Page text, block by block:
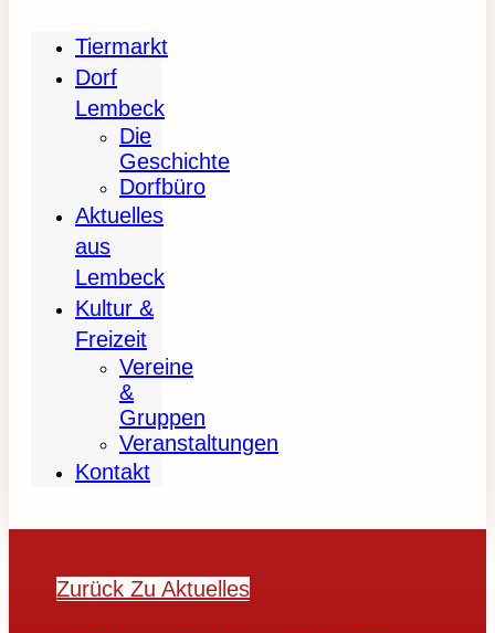
Tiermarkt
Dorf
Lembeck
Die
Geschichte
Dorfbüro
Aktuelles
aus
Lembeck
Kultur &
Freizeit
Vereine
&
Gruppen
Veranstaltungen
Kontakt
Zurück Zu Aktuelles